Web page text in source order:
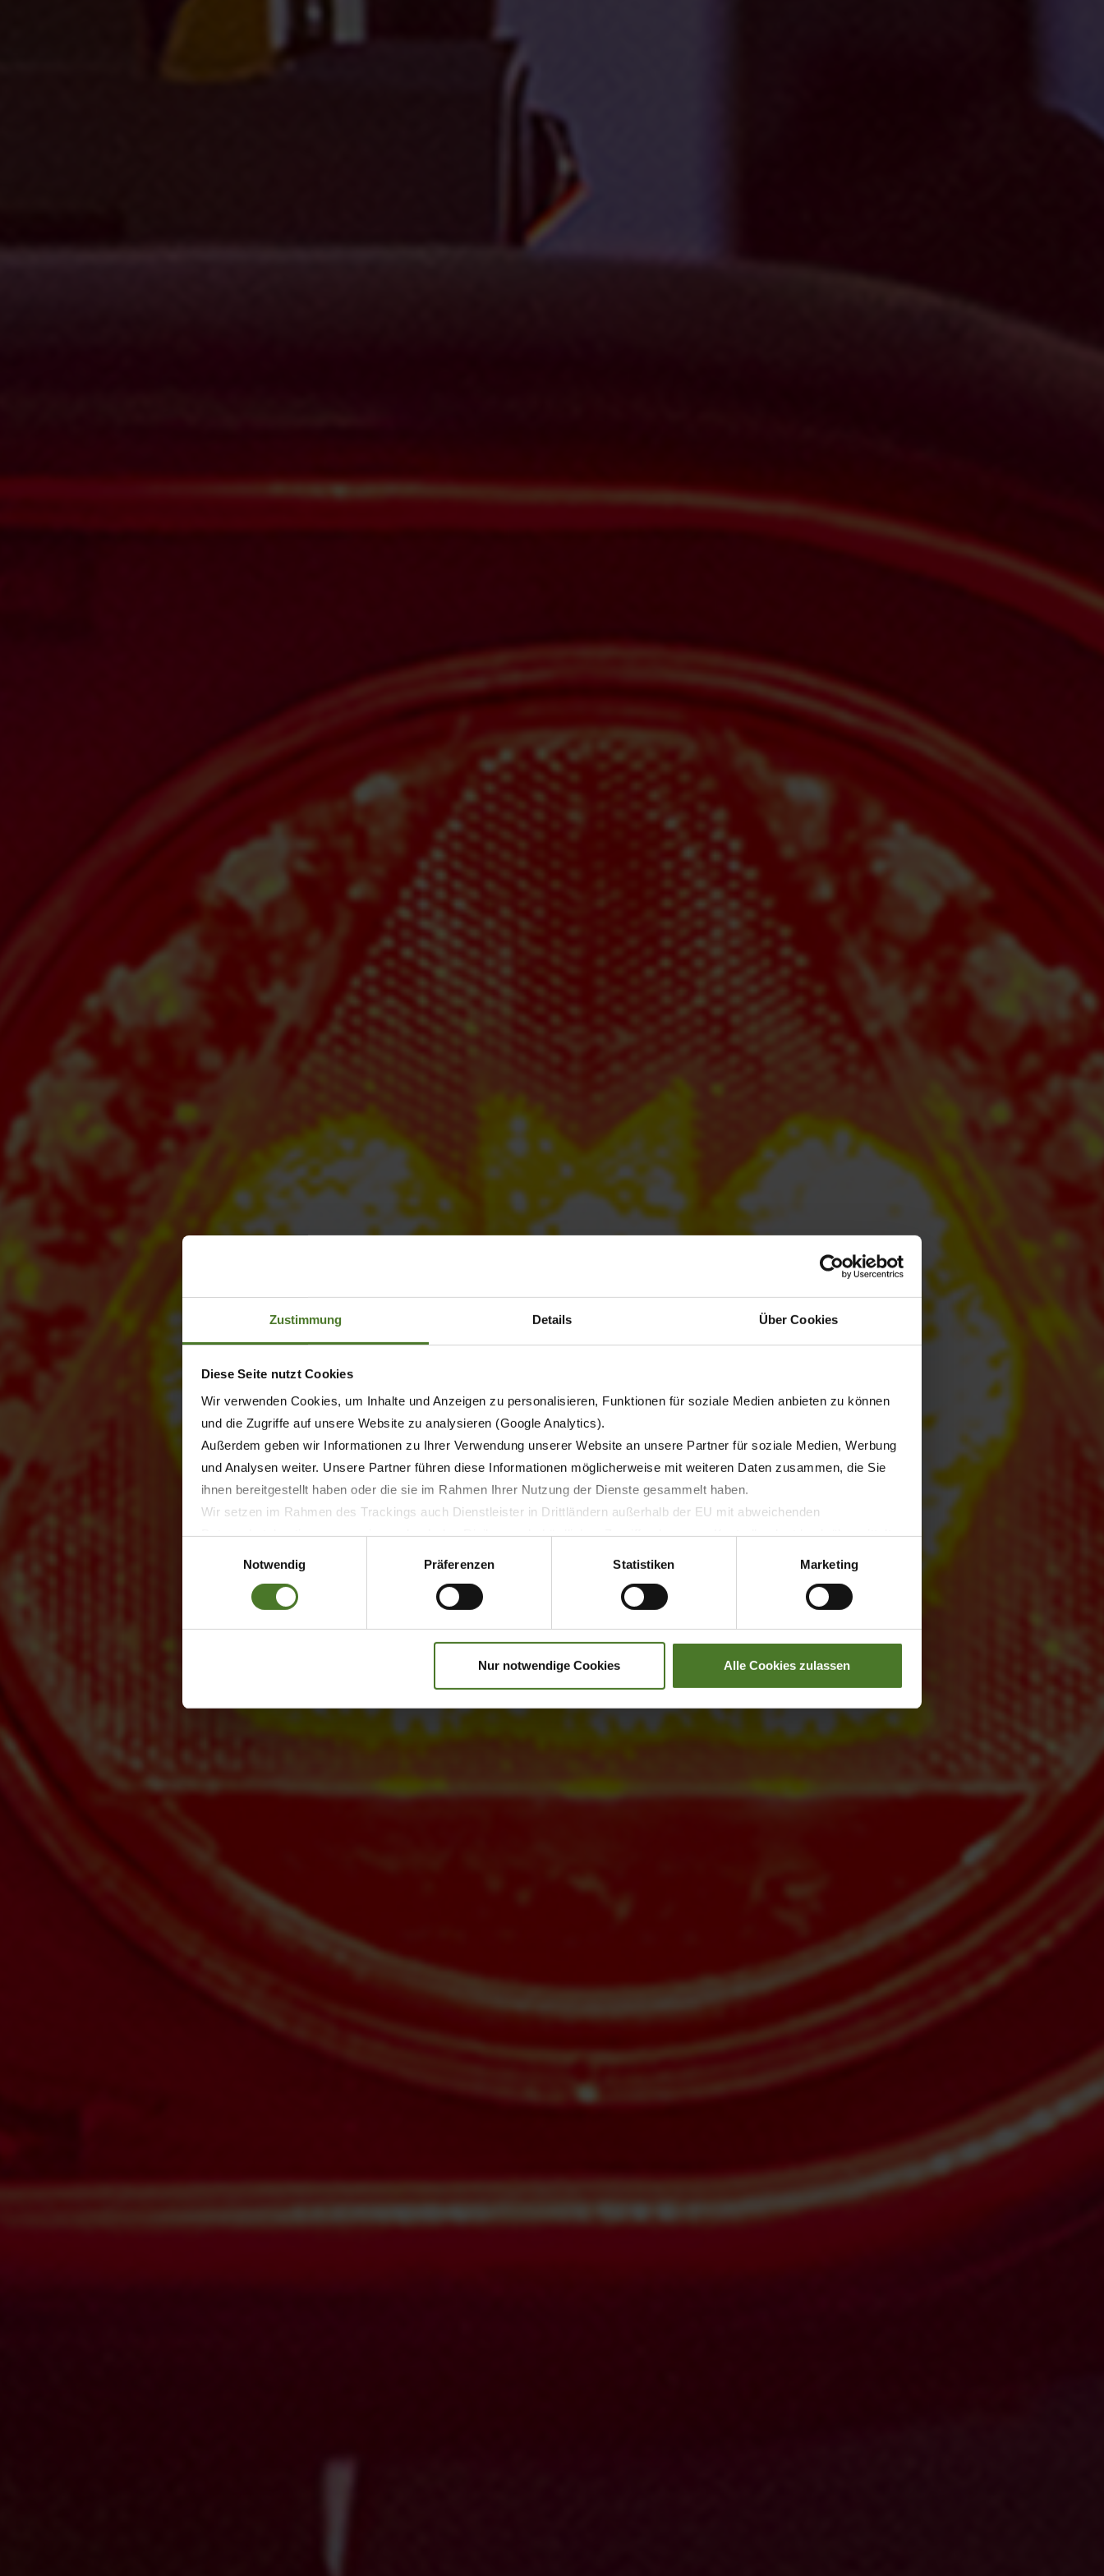
Zustimmung Details Über Cookies
Diese Seite nutzt Cookies
Wir verwenden Cookies, um Inhalte und Anzeigen zu personalisieren, Funktionen für soziale Medien anbieten zu können
und die Zugriffe auf unsere Website zu analysieren (Google Analytics).
Außerdem geben wir Informationen zu Ihrer Verwendung unserer Website an unsere Partner für soziale Medien, Werbung
und Analysen weiter. Unsere Partner führen diese Informationen möglicherweise mit weiteren Daten zusammen, die Sie
ihnen bereitgestellt haben oder die sie im Rahmen Ihrer Nutzung der Dienste gesammelt haben.
Wir setzen im Rahmen des Trackings auch Dienstleister in Drittländern außerhalb der EU mit abweichenden
Datenschutzbestimmungen ein, wodurch das Risiko von behördlichen Zugriffen bzw. von Kontrollverlust bzgl. übermittelter
Daten bestehen kann.
Impressum
Notwendig
Präferenzen Statistiken Marketing
Nur notwendige Cookies Alle Cookies zulassen